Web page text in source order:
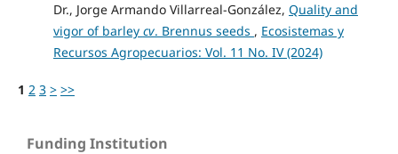
Dr., Jorge Armando Villarreal-González, Quality and
vigor of barley cv. Brennus seeds , Ecosistemas y
Recursos Agropecuarios: Vol. 11 No. IV (2024)
1 2 3 > >>
Funding Institution